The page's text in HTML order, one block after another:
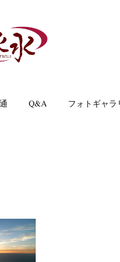
Q&A フォトギャラ